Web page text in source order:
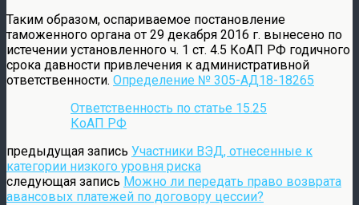
Таким образом, оспариваемое постановление
таможенного органа от 29 декабря 2016 г. вынесено по
истечении установленного ч. 1 ст. 4.5 КоАП РФ годичного
срока давности привлечения к административной
ответственности. Определение № 305-АД18-18265
Ответственность по статье 15.25
КоАП РФ
предыдущая запись Участники ВЭД, отнесенные к
категории низкого уровня риска
следующая запись Можно ли передать право возврата
авансовых платежей по договору цессии?